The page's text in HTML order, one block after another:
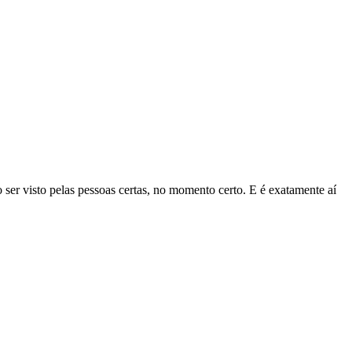
visto pelas pessoas certas, no momento certo. E é exatamente aí